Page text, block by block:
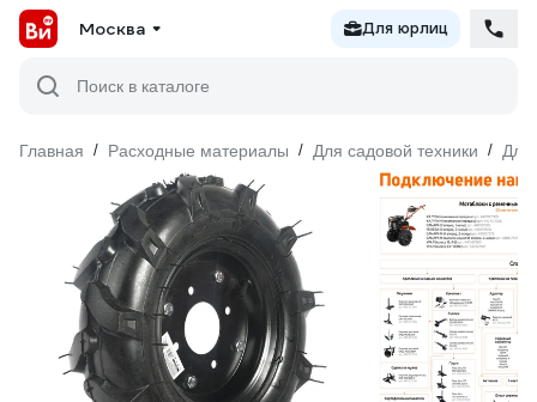
Москва Для юрлиц
Поиск в каталоге
Главная / Расходные материалы / Для садовой техники / Для